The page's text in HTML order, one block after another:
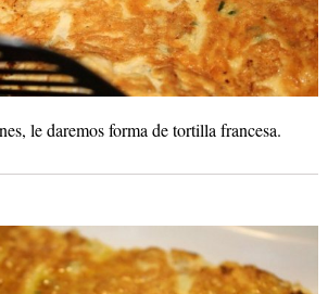
le daremos forma de tortilla francesa.